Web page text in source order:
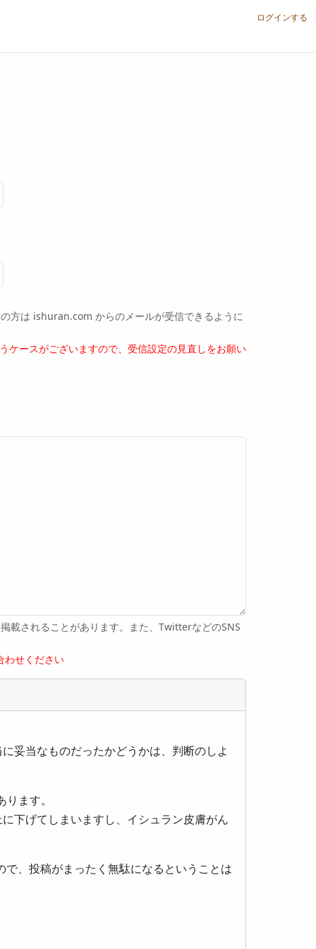
ログインする
方は ishuran.com からのメールが受信できるように
ケースがございますので、受信設定の見直しをお願い
載されることがあります。また、TwitterなどのSNS
わせください
妥当なものだったかどうかは、判断のしよ
ます。
下げてしまいますし、イシュラン皮膚がん
、投稿がまったく無駄になるということは